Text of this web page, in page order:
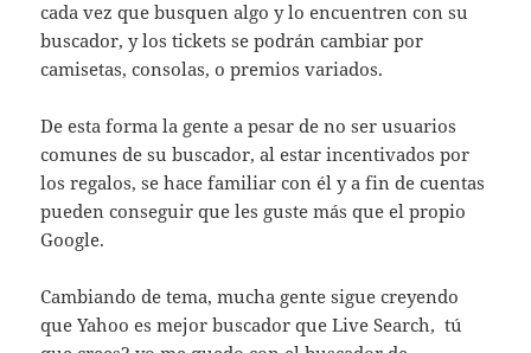
cada vez que busquen algo y lo encuentren con su
buscador, y los tickets se podrán cambiar por
camisetas, consolas, o premios variados.
De esta forma la gente a pesar de no ser usuarios
comunes de su buscador, al estar incentivados por
los regalos, se hace familiar con él y a fin de cuentas
pueden conseguir que les guste más que el propio
Google.
Cambiando de tema, mucha gente sigue creyendo
que Yahoo es mejor buscador que Live Search, tú